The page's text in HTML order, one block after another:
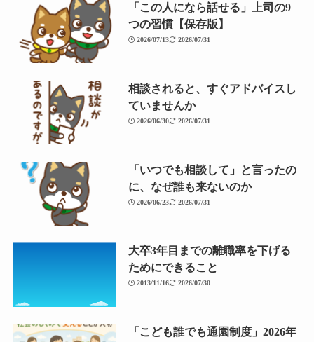
「この人になら話せる」上司の9
つの習慣【保存版】
2026/07/13 2026/07/31
相談されると、すぐアドバイスし
ていませんか
2026/06/30 2026/07/31
「いつでも相談して」と言ったの
に、なぜ誰も来ないのか
2026/06/23 2026/07/31
大卒3年目までの離職率を下げる
ためにできること
2013/11/16 2026/07/30
「こども誰でも通園制度」2026年